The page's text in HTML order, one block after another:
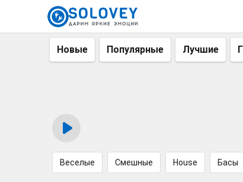
Новые Популярные Лучшие
Веселые Смешные House Басы